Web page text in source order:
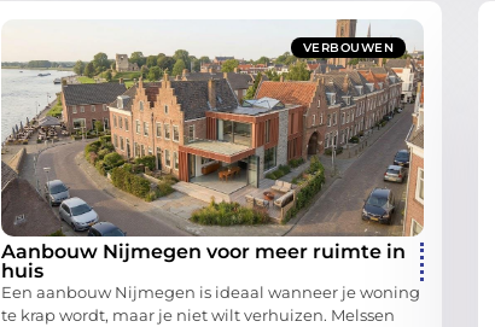
VERBOUWEN
Aanbouw Nijmegen voor meer ruimte in
huis
Een aanbouw Nijmegen is ideaal wanneer je woning
te krap wordt, maar je niet wilt verhuizen. Melssen